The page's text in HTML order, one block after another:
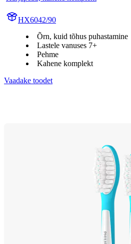
HX6042/90
Õrn, kuid tõhus puhastamine
Lastele vanuses 7+
Pehme
Kahene komplekt
Vaadake toodet